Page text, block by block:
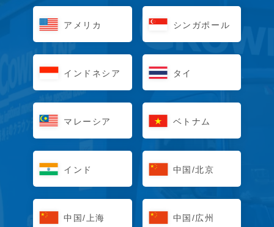
アメリカ シンガポール
インドネシア タイ
マレーシア ベトナム
インド 中国/北京
中国/上海 中国/広州